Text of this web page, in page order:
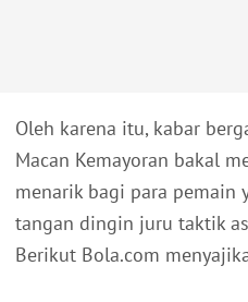
Oleh karena itu, kabar
Macan Kemayoran bakal
menarik bagi para pemain
tangan dingin juru taktik
Berikut Bola.com